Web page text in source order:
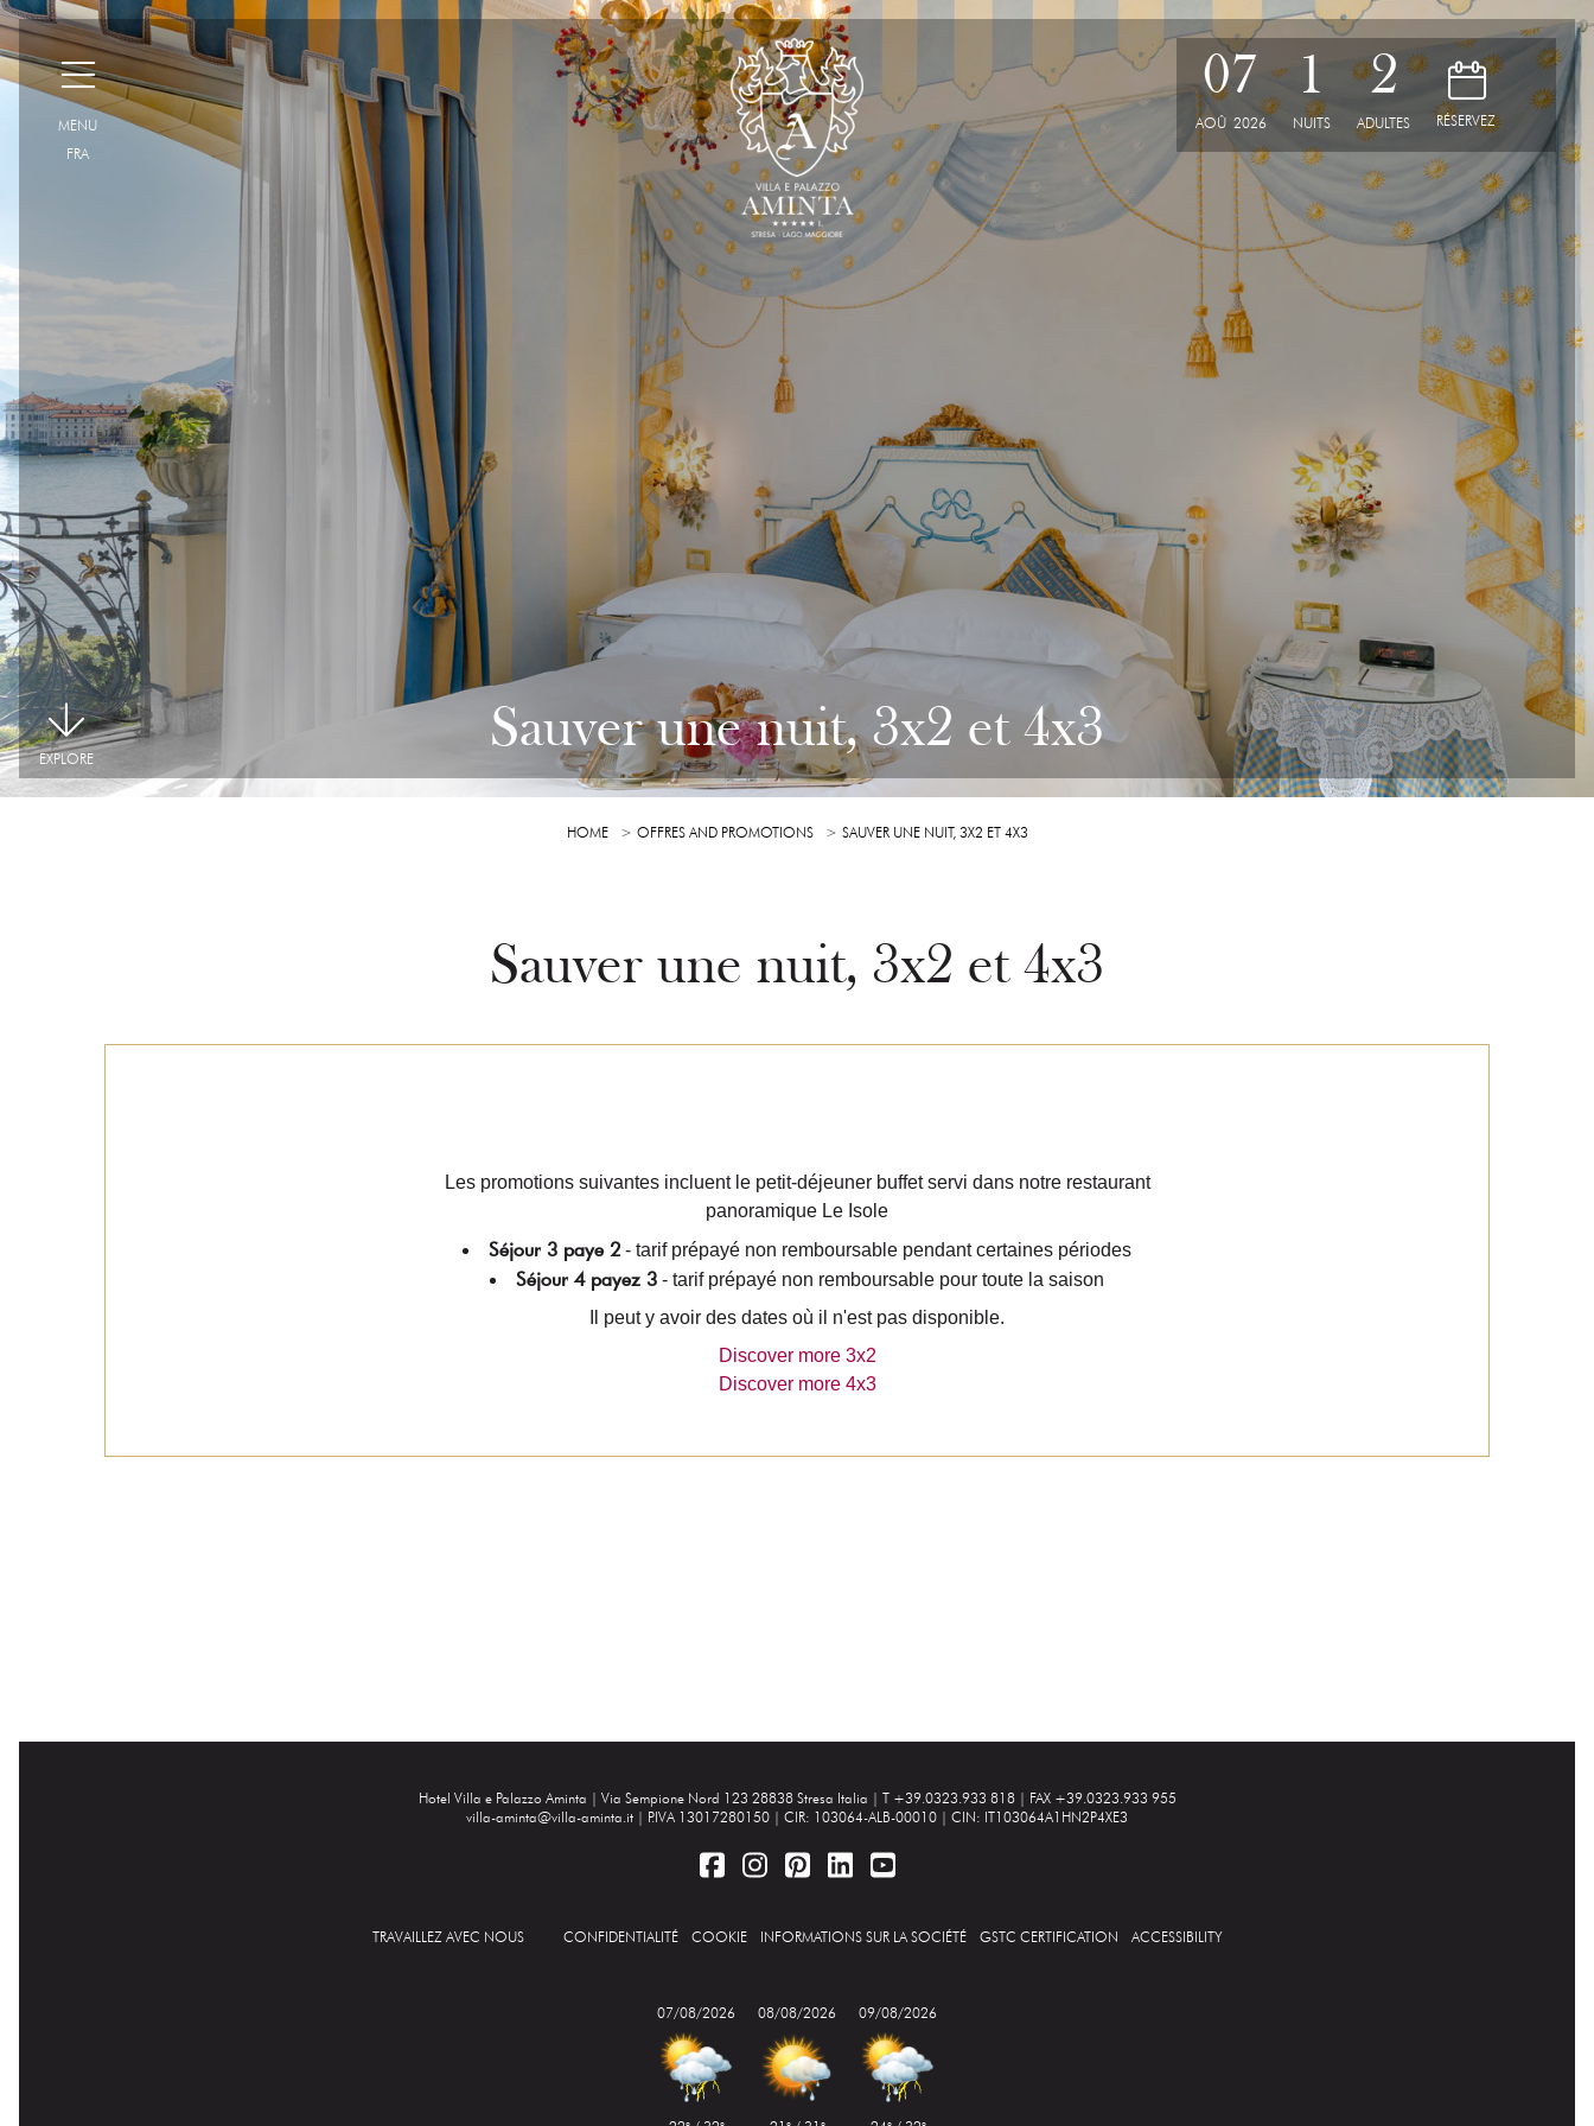
H
MENU
FRA
07
AOÛ 2026
1
NUITS
2
ADULTES
D
RÉSERVEZ
Sauver une nuit, 3x2 et 4x3
|
EXPLORE
HOME OFFRES AND PROMOTIONS SAUVER UNE NUIT, 3X2 ET 4X3
Sauver une nuit, 3x2 et 4x3
Les promotions suivantes incluent le petit-déjeuner buffet servi dans notre restaurant
panoramique Le Isole
Séjour 3 paye 2 - tarif prépayé non remboursable pendant certaines périodes
Séjour 4 payez 3 - tarif prépayé non remboursable pour toute la saison
Il peut y avoir des dates où il n'est pas disponible.
Discover more 3x2
Discover more 4x3
Hotel Villa e Palazzo Aminta | Via Sempione Nord 123 28838 Stresa Italia | T +39.0323.933 818 | FAX +39.0323.933 955
villa-aminta@villa-aminta.it | P.IVA 13017280150 | CIR: 103064-ALB-00010 | CIN: IT103064A1HN2P4XE3
TRAVAILLEZ AVEC NOUS CONFIDENTIALITÉ COOKIE INFORMATIONS SUR LA SOCIÉTÉ GSTC CERTIFICATION ACCESSIBILITY
07/08/2026 08/08/2026 09/08/2026